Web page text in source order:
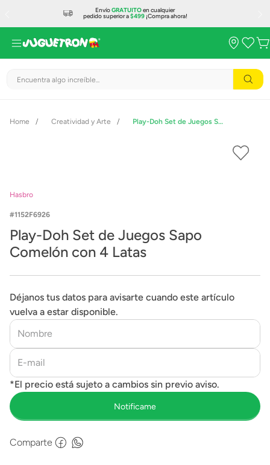
EnvíoGRATUITOen cualquier
pedido superior a$499¡Compra ahora!
Encuentra algo increíble...
Creatividad y Arte Play-Doh Set de Juegos Sapo Comelón con 4 Latas
Hasbro
1152F6926
Play-Doh Set de Juegos Sapo
Comelón con 4 Latas
Déjanos tus datos para avisarte cuando este artículo
vuelva a estar disponible.
Comparte